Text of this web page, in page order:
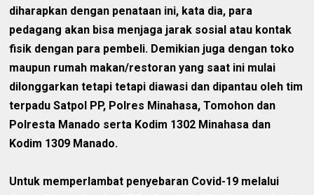
diharapkan dengan penataan ini, kata dia, para
pedagang akan bisa menjaga jarak sosial atau kontak
fisik dengan para pembeli. Demikian juga dengan toko
maupun rumah makan/restoran yang saat ini mulai
dilonggarkan tetapi tetapi diawasi dan dipantau oleh tim
terpadu Satpol PP, Polres Minahasa, Tomohon dan
Polresta Manado serta Kodim 1302 Minahasa dan
Kodim 1309 Manado.
Untuk memperlambat penyebaran Covid-19 melalui